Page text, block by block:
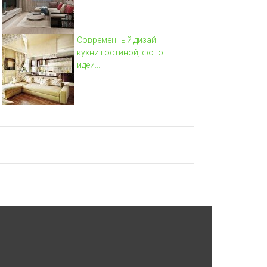
Современный дизайн
кухни гостиной, фото
идеи...